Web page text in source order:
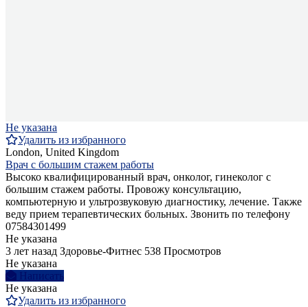
Не указана
Удалить из избранного
London, United Kingdom
Врач с большим стажем работы
Высоко квалифицированный врач, онколог, гинеколог с
большим стажем работы. Провожу консультацию,
компьютерную и ультрозвуковую диагностику, лечение. Также
веду прием терапевтических больных. Звонить по телефону
07584301499
Не указана
3 лет назад Здоровье-Фитнес 538 Просмотров
Не указана
Написать
Не указана
Удалить из избранного